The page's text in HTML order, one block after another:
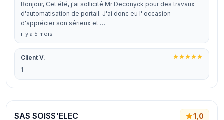
Bonjour, Cet été, j'ai sollicité Mr Deconyck pour des travaux
d'automatisation de portail. J'ai donc eu l' occasion
d'apprécier son sérieux et …
il y a 5 mois
Client V.
1
SAS SOISS'ELEC 1,0